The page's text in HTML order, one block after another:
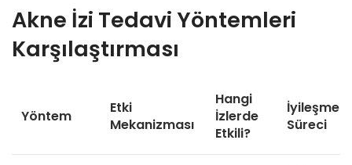
Akne İzi Tedavi Yöntemleri
Karşılaştırması
Yöntem
Etki
Mekanizması
Hangi
İzlerde
Etkili?
İyileşme
Süreci